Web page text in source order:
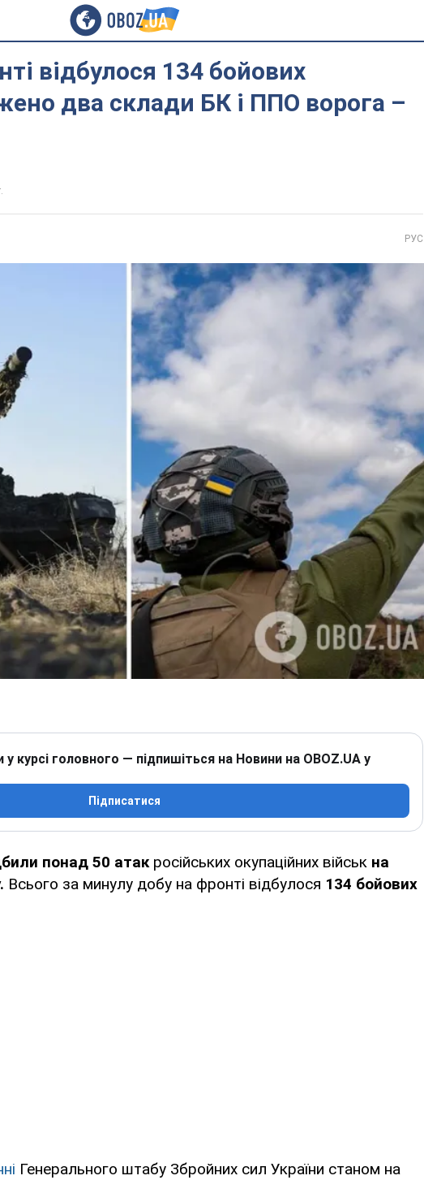
відбулося 134 бойових
два склади БК і ППО ворога –
РУС
курсі головного — підпишіться на Новини на OBOZ.UA у
Підписатися
понад 50 атак російських окупаційних військ на
Всього за минулу добу на фронті відбулося 134 бойових
Генерального штабу Збройних сил України станом на